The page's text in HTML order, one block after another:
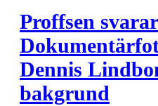
Proffsen
Dennis
bakgrund